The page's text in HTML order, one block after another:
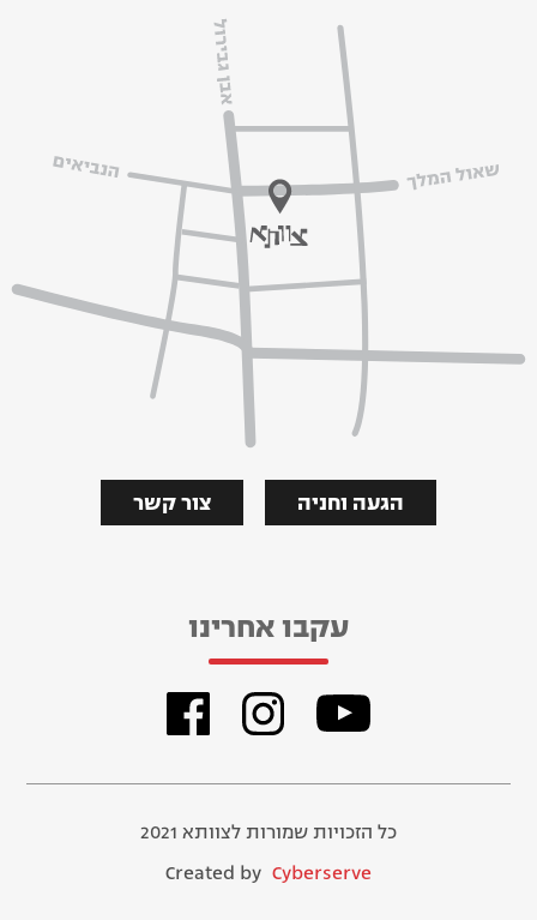
צור קשר הגעה וחניה
עקבו אחרינו
כל הזכויות שמורות לצוותא 2021
Created by Cyberserve